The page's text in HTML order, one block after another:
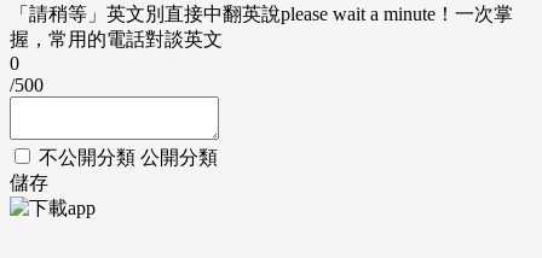
「請稍等」英文別直接中翻英說please wait a minute！一次掌
握，常用的電話對談英文
0
/500
不公開分類 公開分類
儲存